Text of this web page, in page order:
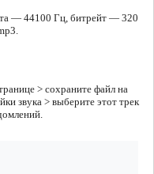
— 44100 Гц, битрейт — 320
> сохраните файл на
звука > выберите этот трек